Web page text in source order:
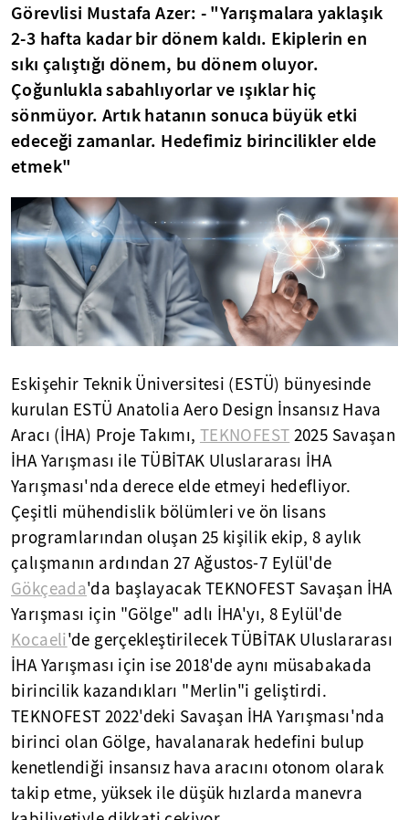
Görevlisi Mustafa Azer: - "Yarışmalara yaklaşık
2-3 hafta kadar bir dönem kaldı. Ekiplerin en
sıkı çalıştığı dönem, bu dönem oluyor.
Çoğunlukla sabahlıyorlar ve ışıklar hiç
sönmüyor. Artık hatanın sonuca büyük etki
edeceği zamanlar. Hedefimiz birincilikler elde
etmek"
Eskişehir Teknik Üniversitesi (ESTÜ) bünyesinde
kurulan ESTÜ Anatolia Aero Design İnsansız Hava
Aracı (İHA) Proje Takımı, TEKNOFEST 2025 Savaşan
İHA Yarışması ile TÜBİTAK Uluslararası İHA
Yarışması'nda derece elde etmeyi hedefliyor.
Çeşitli mühendislik bölümleri ve ön lisans
programlarından oluşan 25 kişilik ekip, 8 aylık
çalışmanın ardından 27 Ağustos-7 Eylül'de
Gökçeada'da başlayacak TEKNOFEST Savaşan İHA
Yarışması için "Gölge" adlı İHA'yı, 8 Eylül'de
Kocaeli'de gerçekleştirilecek TÜBİTAK Uluslararası
İHA Yarışması için ise 2018'de aynı müsabakada
birincilik kazandıkları "Merlin"i geliştirdi.
TEKNOFEST 2022'deki Savaşan İHA Yarışması'nda
birinci olan Gölge, havalanarak hedefini bulup
kenetlendiği insansız hava aracını otonom olarak
takip etme, yüksek ile düşük hızlarda manevra